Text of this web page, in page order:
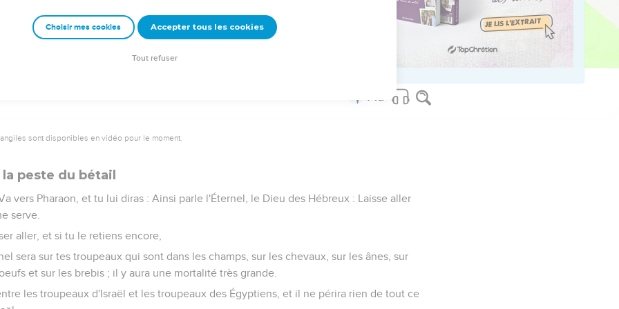
que demandait Moïse ; et les mouches s'éloignèrent de Pharaon, de ses serviteurs et
pas une.
cette fois encore, endurcit son coeur, et il ne laissa point aller le peuple.
sont disponibles en vidéo pour le moment.
peste du bétail
vers Pharaon, et tu lui diras : Ainsi parle l'Éternel, le Dieu des Hébreux : Laisse aller
serve.
aller, et si tu le retiens encore,
sera sur tes troupeaux qui sont dans les champs, sur les chevaux, sur les ânes, sur
et sur les brebis ; il y aura une mortalité très grande.
les troupeaux d'Israël et les troupeaux des Égyptiens, et il ne périra rien de tout ce
Choisir mes cookies Accepter tous les cookies
Tout refuser